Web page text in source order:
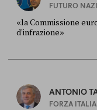
FUTURO
«la Commissione
d’infrazione»
ANTONIO
FORZA ITALIA